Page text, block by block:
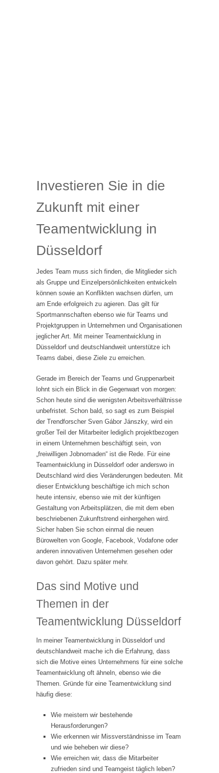
Investieren Sie in die
Zukunft mit einer
Teamentwicklung in
Düsseldorf
Jedes Team muss sich finden, die Mitglieder sich
als Gruppe und Einzelpersönlichkeiten entwickeln
können sowie an Konflikten wachsen dürfen, um
am Ende erfolgreich zu agieren. Das gilt für
Sportmannschaften ebenso wie für Teams und
Projektgruppen in Unternehmen und Organisationen
jeglicher Art. Mit meiner Teamentwicklung in
Düsseldorf und deutschlandweit unterstütze ich
Teams dabei, diese Ziele zu erreichen.
Gerade im Bereich der Teams und Gruppenarbeit
lohnt sich ein Blick in die Gegenwart von morgen:
Schon heute sind die wenigsten Arbeitsverhältnisse
unbefristet. Schon bald, so sagt es zum Beispiel
der Trendforscher Sven Gábor Jánszky, wird ein
großer Teil der Mitarbeiter lediglich projektbezogen
in einem Unternehmen beschäftigt sein, von
„freiwilligen Jobnomaden“ ist die Rede. Für eine
Teamentwicklung in Düsseldorf oder anderswo in
Deutschland wird dies Veränderungen bedeuten. Mit
dieser Entwicklung beschäftige ich mich schon
heute intensiv, ebenso wie mit der künftigen
Gestaltung von Arbeitsplätzen, die mit dem eben
beschriebenen Zukunftstrend einhergehen wird.
Sicher haben Sie schon einmal die neuen
Bürowelten von Google, Facebook, Vodafone oder
anderen innovativen Unternehmen gesehen oder
davon gehört. Dazu später mehr.
Das sind Motive und
Themen in der
Teamentwicklung Düsseldorf
In meiner Teamentwicklung in Düsseldorf und
deutschlandweit mache ich die Erfahrung, dass
sich die Motive eines Unternehmens für eine solche
Teamentwicklung oft ähneln, ebenso wie die
Themen. Gründe für eine Teamentwicklung sind
häufig diese:
Wie meistern wir bestehende
Herausforderungen?
Wie erkennen wir Missverständnisse im Team
und wie beheben wir diese?
Wie erreichen wir, dass die Mitarbeiter
zufrieden sind und Teamgeist täglich leben?